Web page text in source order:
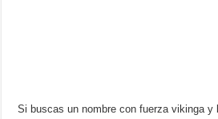
Si buscas un nombre con fuerza vikinga y